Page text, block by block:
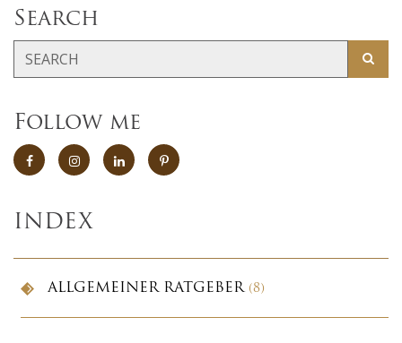
Search
Follow me
INDEX
ALLGEMEINER RATGEBER(8)